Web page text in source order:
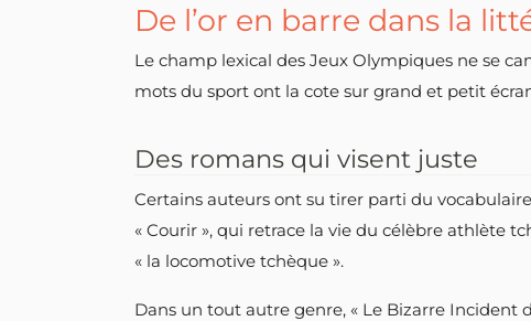
De l’or en barre dans la
Le champ lexical des Jeux Olympiques ne se
mots du sport ont la cote sur grand et petit
Des romans qui visent juste
Certains auteurs ont su tirer parti du
« Courir », qui retrace la vie du célèbre athlète
« la locomotive tchèque ».
Dans un tout autre genre, « Le Bizarre Incident